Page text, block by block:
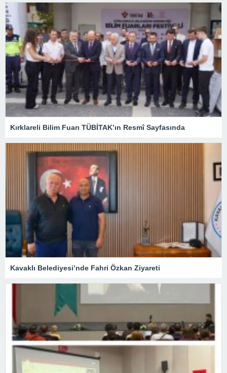
Kırklareli Bilim Fuarı TÜBİTAK’ın Resmî Sayfasında
Kavaklı Belediyesi’nde Fahri Özkan Ziyareti